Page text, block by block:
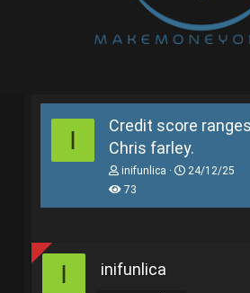
Credit score
Chris farley.
I
T
h
t
inifunlica
N
24/12/25
73
I inifunlica